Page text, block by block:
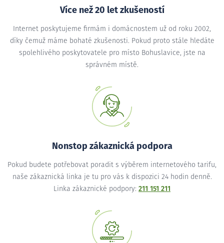
Více než 20 let zkušeností
Internet poskytujeme firmám i domácnostem už od roku 2002,
díky čemuž máme bohaté zkušenosti. Pokud proto stále hledáte
spolehlivého poskytovatele pro místo Bohuslavice, jste na
správném místě.
Nonstop zákaznická podpora
Pokud budete potřebovat poradit s výběrem internetového tarifu,
naše zákaznická linka je tu pro vás k dispozici 24 hodin denně.
Linka zákaznické podpory: 211 151 211